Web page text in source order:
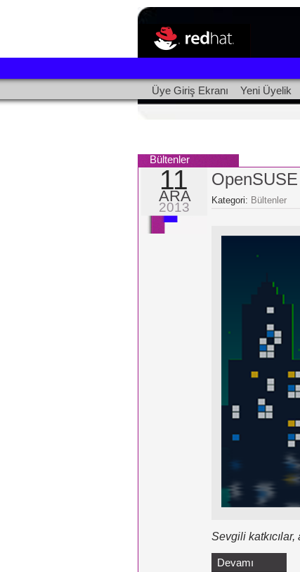
Üye Giriş Ekranı Yeni Üyelik
Bültenler
11
ARA
2013 Kategori: Bültenler
Sevgili
Devamı